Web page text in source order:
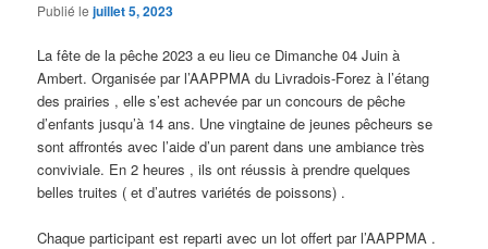
Publié lejuillet 5, 2023
La fête de la pêche 2023 a eu lieu ce Dimanche 04 Juin à
Ambert. Organisée par l’AAPPMA du Livradois-Forez à l’étang
des prairies , elle s’est achevée par un concours de pêche
d’enfants jusqu’à 14 ans. Une vingtaine de jeunes pêcheurs se
sont affrontés avec l’aide d’un parent dans une ambiance très
conviviale. En 2 heures , ils ont réussis à prendre quelques
belles truites ( et d’autres variétés de poissons) .
Chaque participant est reparti avec un lot offert par l’AAPPMA .